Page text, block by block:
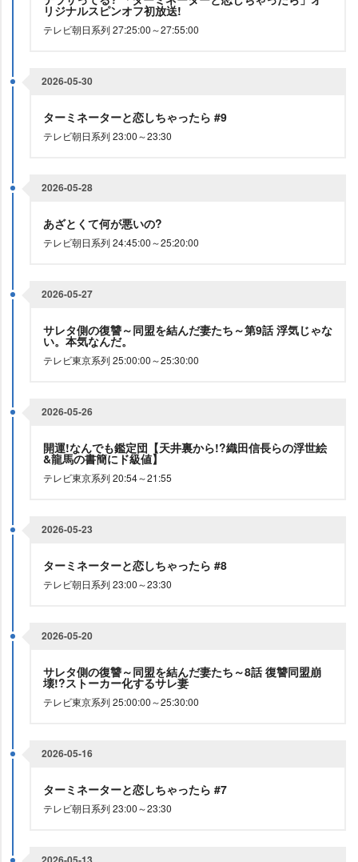
リジナルスピンオフ初放送!
テレビ朝日系列 27:25:00～27:55:00
2026-05-30
ターミネーターと恋しちゃったら #9
テレビ朝日系列 23:00～23:30
2026-05-28
あざとくて何が悪いの?
テレビ朝日系列 24:45:00～25:20:00
2026-05-27
サレタ側の復讐～同盟を結んだ妻たち～第9話 浮気じゃな
い。本気なんだ。
テレビ東京系列 25:00:00～25:30:00
2026-05-26
開運!なんでも鑑定団【天井裏から!?織田信長らの浮世絵
&龍馬の書簡にド級値】
テレビ東京系列 20:54～21:55
2026-05-23
ターミネーターと恋しちゃったら #8
テレビ朝日系列 23:00～23:30
2026-05-20
サレタ側の復讐～同盟を結んだ妻たち～8話 復讐同盟崩
壊!?ストーカー化するサレ妻
テレビ東京系列 25:00:00～25:30:00
2026-05-16
ターミネーターと恋しちゃったら #7
テレビ朝日系列 23:00～23:30